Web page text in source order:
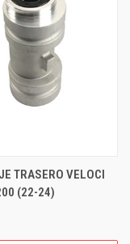
TRASERO VELOCI
(22-24)